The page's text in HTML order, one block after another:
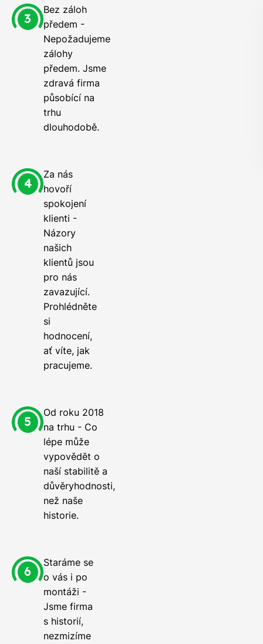
Bez záloh
předem -
Nepožadujeme
zálohy
předem. Jsme
zdravá firma
působící na
trhu
dlouhodobě.
Za nás
hovoří
spokojení
klienti -
Názory
našich
klientů jsou
pro nás
zavazující.
Prohlédněte
si
hodnocení,
ať víte, jak
pracujeme.
Od roku 2018
na trhu - Co
lépe může
vypovědět o
naší stabilitě a
důvěryhodnosti,
než naše
historie.
Staráme se
o vás i po
montáži -
Jsme firma
s historií,
nezmizíme